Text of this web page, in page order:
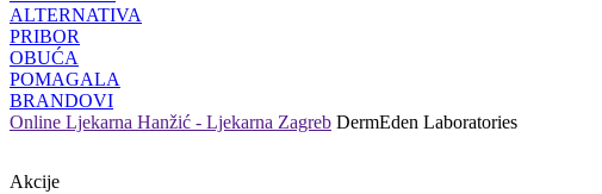
ALTERNATIVA
PRIBOR
OBUĆA
POMAGALA
BRANDOVI
Online Ljekarna Hanžić - Ljekarna Zagreb DermEden Laboratories
Akcije